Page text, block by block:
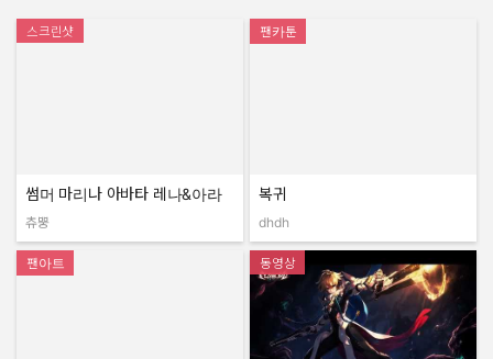
스크린샷
썸머 마리나 아바타 레나&아라
작성자:
츄뿡
팬카툰
복귀
dhdh
팬아트 동영상